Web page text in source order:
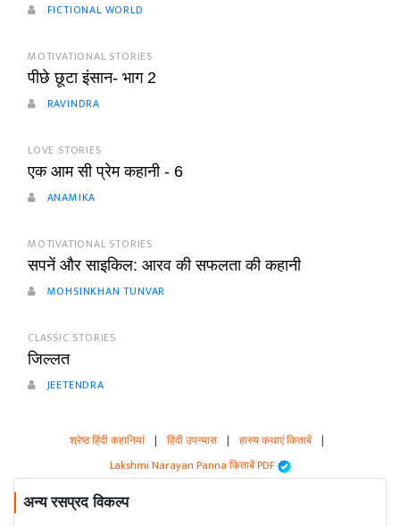
FICTIONAL WORLD
MOTIVATIONAL STORIES
पीछे छूटा इंसान- भाग 2
RAVINDRA
LOVE STORIES
एक आम सी प्रेम कहानी - 6
ANAMIKA
MOTIVATIONAL STORIES
सपनें और साइकिल: आरव की सफलता की कहानी
MOHSINKHAN TUNVAR
CLASSIC STORIES
जिल्लत
JEETENDRA
श्रेष्ठ हिंदी कहानियां | हिंदी उपन्यास | हास्य कथाएं किताबें |
Lakshmi Narayan Panna किताबें PDF
अन्य रसप्रद विकल्प